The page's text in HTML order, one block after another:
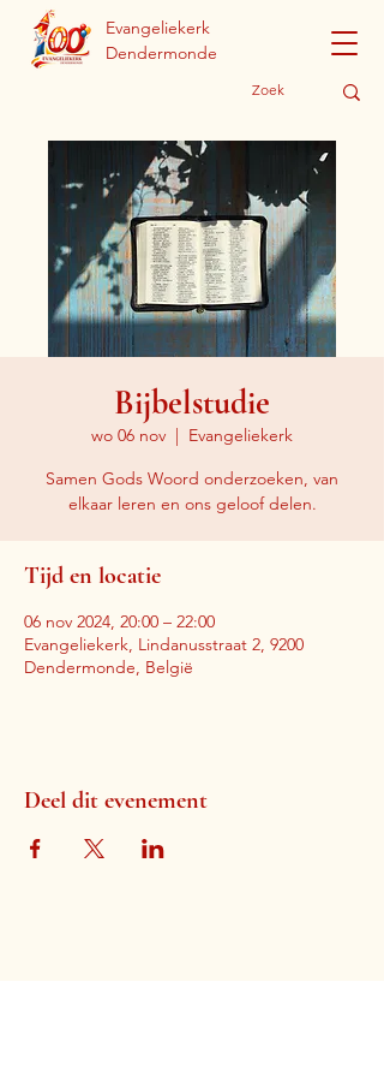
Evangeliekerk
Dendermonde
Bijbelstudie
wo 06 nov
  |
Evangeliekerk
Samen Gods Woord onderzoeken, van
elkaar leren en ons geloof delen.
Tijd en locatie
06 nov 2024, 20:00 – 22:00
Evangeliekerk, Lindanusstraat 2, 9200
Dendermonde, België
Deel dit evenement